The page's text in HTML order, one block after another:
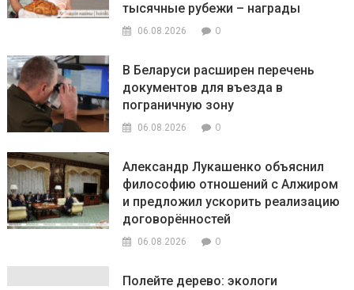
тысячные рубежи – награды
06.08.2026 0
В Беларуси расширен перечень
документов для въезда в
пограничную зону
06.08.2026 0
Александр Лукашенко объяснил
философию отношений с Алжиром
и предложил ускорить реализацию
договорённостей
06.08.2026 0
Полейте дерево: экологи